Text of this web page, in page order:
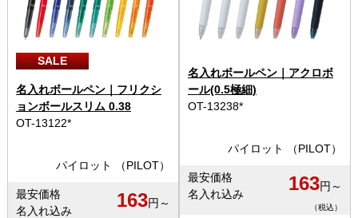
SALE
名入れボールペン｜フリクシ
ョンボールスリム 0.38
OT-13122*
パイロット （PILOT）
最安価格
名入れ込み
163円～
名入れボールペン｜アクロボ
ール(0.5極細)
OT-13238*
パイロット （PILOT）
最安価格
名入れ込み
163円～
（税込）